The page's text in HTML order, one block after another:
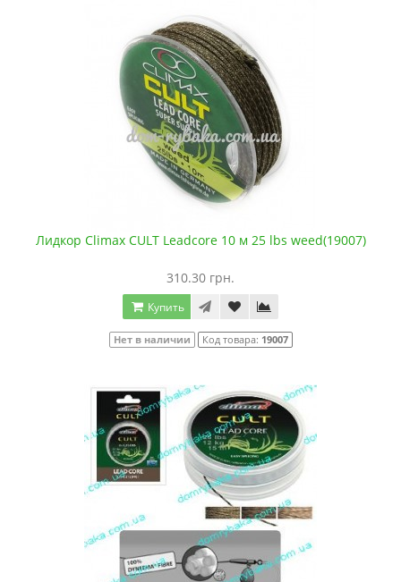
Лидкор Climax CULT Leadcore 10 м 25 lbs weed(19007)
310.30 грн.
Купить
Нет в наличии Код товара: 19007